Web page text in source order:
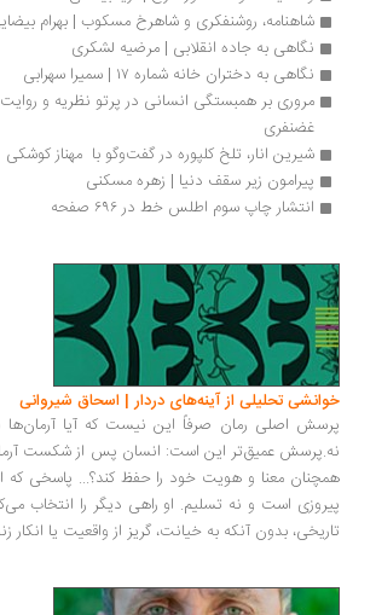
شاهنامه، روشنفکری و شاهرخ مسکوب | بهرام بیضایی
نگاهی به جاده انقلابی | مرضیه لشکری
نگاهی به دختران خانه‌ شماره‌ ۱۷ | سمیرا سهرابی
مروری بر همبستگی انسانی در پرتو نظریه و روایت | میثم
غضنفری
شیرین انار، تلخ کلپوره در گفت‌وگو با  مهناز کوشکی
پیرامون زیر سقف دنیا | زهره مسکنی
انتشار چاپ سوم اطلس خط در ۶۹۶ صفحه
تحلیلی از آینه‌های دردار | اسحاق شیروانی
اصلی رمان صرفاً این نیست که آیا آرمان‌ها شکست
عمیق‌تر این است: انسان پس از شکست آرمان‌ها
معنا و هویت خود را حفظ کند؟... پاسخی که ابراهیم
است و نه تسلیم. او راهی دیگر را انتخاب می‌کند:
بدون آنکه به خیانت، گریز از واقعیت یا انکار زندگی